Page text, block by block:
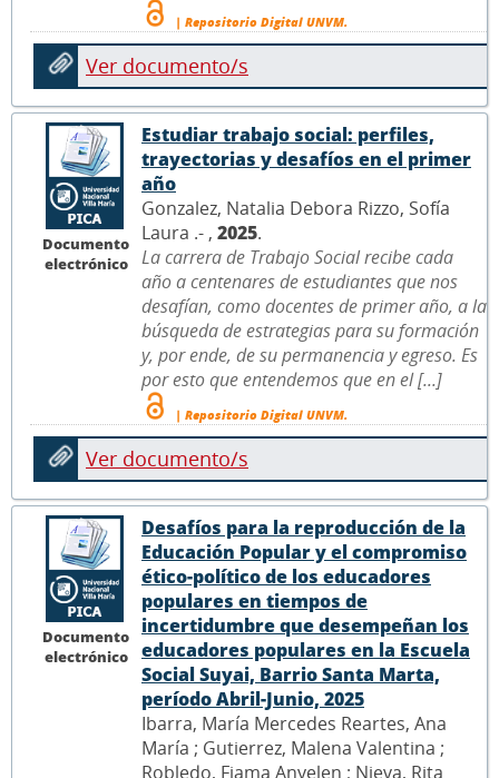
| Repositorio Digital UNVM.
Ver documento/s
Documento
electrónico
Estudiar trabajo social: perfiles,
trayectorias y desafíos en el primer
año
Gonzalez, Natalia Debora Rizzo, Sofía
Laura .- , 2025.
La carrera de Trabajo Social recibe cada
año a centenares de estudiantes que nos
desafían, como docentes de primer año, a la
búsqueda de estrategias para su formación
y, por ende, de su permanencia y egreso. Es
por esto que entendemos que en el [...]
| Repositorio Digital UNVM.
Ver documento/s
Documento
electrónico
Desafíos para la reproducción de la
Educación Popular y el compromiso
ético-político de los educadores
populares en tiempos de
incertidumbre que desempeñan los
educadores populares en la Escuela
Social Suyai, Barrio Santa Marta,
período Abril-Junio, 2025
Ibarra, María Mercedes Reartes, Ana
María ; Gutierrez, Malena Valentina ;
Robledo, Fiama Anyelen ; Nieva, Rita